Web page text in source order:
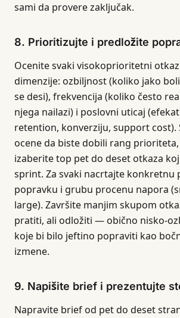
sami da provere zaključak.
8. Prioritizujte i predložite
Ocenite svaki visokoprioritetni
dimenzije: ozbiljnost (koliko jako
se desi), frekvencija (koliko često
njega nailazi) i poslovni uticaj
retention, konverziju, support cost).
ocene da biste dobili rang
izaberite top pet do deset otkaza
sprint. Za svaki nacrtajte konkretnu
popravku i grubu procenu napora
large). Završite manjim skupom
pratiti, ali odložiti — obično nisko-
koje bi bilo jeftino popraviti kao
izmene.
9. Napišite brief i prezentujte
Napravite brief od pet do deset